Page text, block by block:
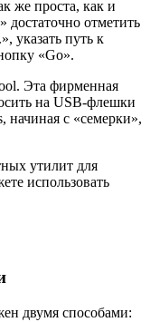
же проста, как и
достаточно отметить
указать путь к
«Go».
Эта фирменная
на USB-флешки
начиная с «семерки»,
утилит для
использовать
двумя способами: